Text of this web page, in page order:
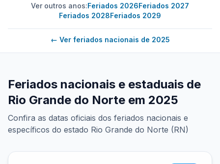
Ver outros anos:Feriados 2026Feriados 2027
Feriados 2028Feriados 2029
← Ver feriados nacionais de 2025
Feriados nacionais e estaduais de
Rio Grande do Norte em 2025
Confira as datas oficiais dos feriados nacionais e
específicos do estado Rio Grande do Norte (RN)